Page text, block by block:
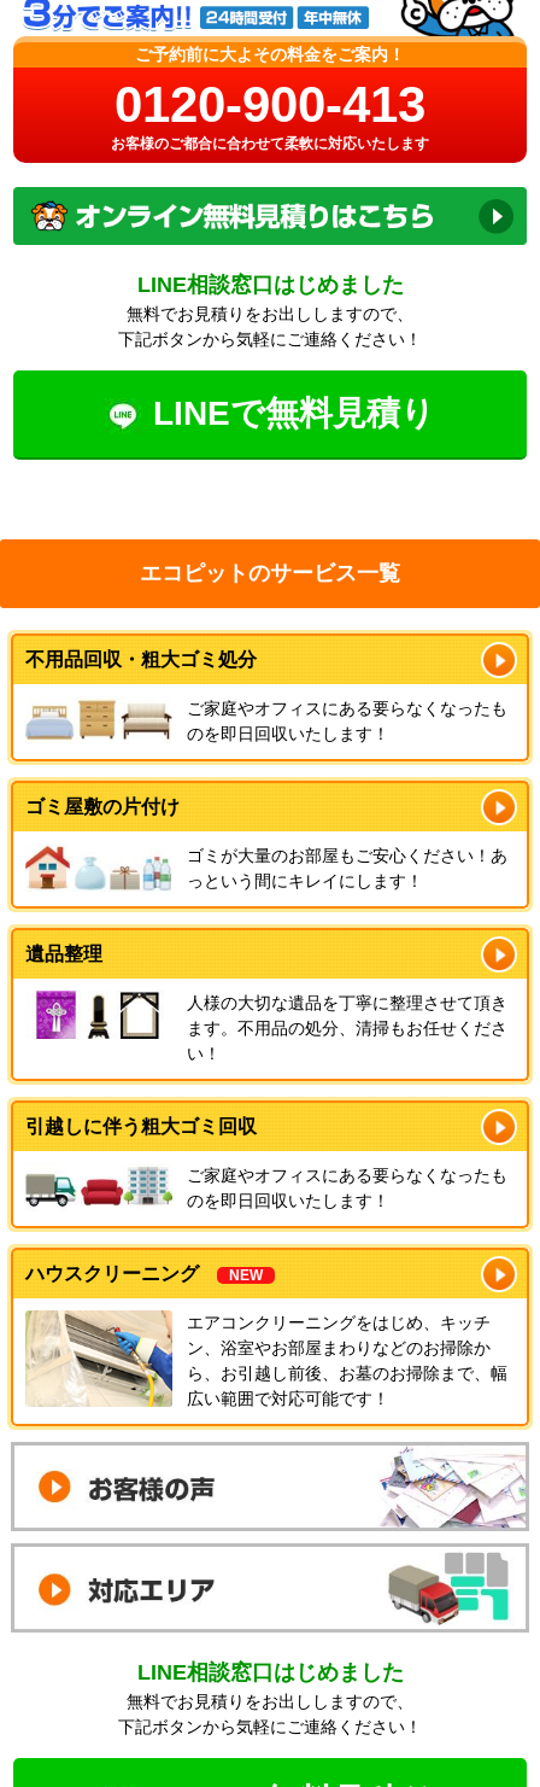
ご予約前に大よその料金をご案内！
0120-900-413
お客様のご都合に合わせて柔軟に対応いたします
LINE相談窓口はじめました
無料でお見積りをお出ししますので、
下記ボタンから気軽にご連絡ください！
LINEで無料見積り
エコピットのサービス一覧
不用品回収・粗大ゴミ処分
ご家庭やオフィスにある要らなくなったも
のを即日回収いたします！
ゴミ屋敷の片付け
ゴミが大量のお部屋もご安心ください！あ
っという間にキレイにします！
遺品整理
人様の大切な遺品を丁寧に整理させて頂き
ます。不用品の処分、清掃もお任せくださ
い！
引越しに伴う粗大ゴミ回収
ご家庭やオフィスにある要らなくなったも
のを即日回収いたします！
ハウスクリーニング NEW
エアコンクリーニングをはじめ、キッチ
ン、浴室やお部屋まわりなどのお掃除か
ら、お引越し前後、お墓のお掃除まで、幅
広い範囲で対応可能です！
LINE相談窓口はじめました
無料でお見積りをお出ししますので、
下記ボタンから気軽にご連絡ください！